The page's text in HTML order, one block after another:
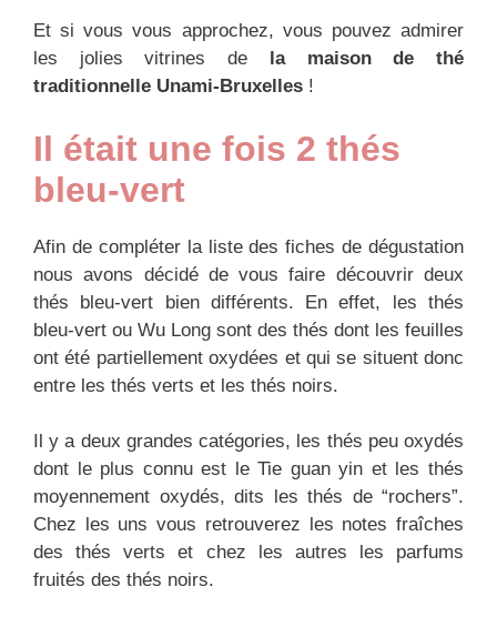
Et si vous vous approchez, vous pouvez admirer
les jolies vitrines de
la maison de thé
traditionnelle Unami-Bruxelles !
Il était une fois 2 thés
bleu-vert
Afin de compléter la liste des fiches de dégustation
nous avons décidé de vous faire découvrir deux
thés bleu-vert bien différents. En effet, les thés
bleu-vert ou Wu Long sont des thés dont les feuilles
ont été partiellement oxydées et qui se situent donc
entre les thés verts et les thés noirs.
Il y a deux grandes catégories, les thés peu oxydés
dont le plus connu est le Tie guan yin et les thés
moyennement oxydés, dits les thés de “rochers”.
Chez les uns vous retrouverez les notes fraîches
des thés verts et chez les autres les parfums
fruités des thés noirs.